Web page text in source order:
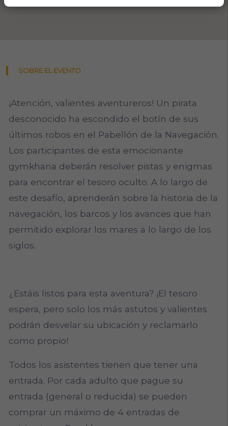
SOBRE EL EVENTO
¡Atención, valientes aventureros! Un pirata
desconocido ha escondido el botín de sus
últimos robos en el Pabellón de la Navegación.
Los participantes de esta emocionante
gymkhana deberán resolver pistas y enigmas
para encontrar el tesoro oculto. A lo largo de
este desafío, aprenderán sobre la historia de la
navegación, los barcos y los avances que han
permitido explorar los mares a lo largo de los
siglos.
¿Estáis listos para esta aventura? ¡El tesoro
espera, pero solo los más astutos y valientes
podrán desvelar su ubicación y reclamarlo
como propio!
Todos los asistentes tienen que tener una
entrada. Por cada adulto que pague su
entrada (general o reducida) se pueden
comprar un máximo de 4 entradas de